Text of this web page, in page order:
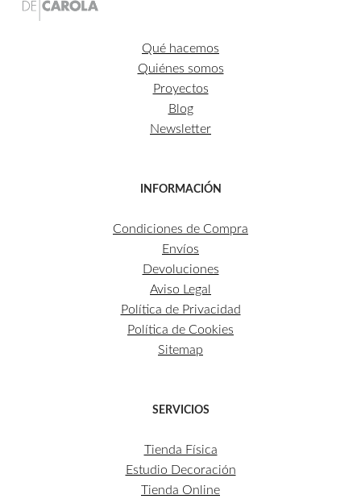
Qué hacemos
Quiénes somos
Proyectos
Blog
Newsletter
INFORMACIÓN
Condiciones de Compra
Envíos
Devoluciones
Aviso Legal
Política de Privacidad
Política de Cookies
Sitemap
SERVICIOS
Tienda Física
Estudio Decoración
Tienda Online